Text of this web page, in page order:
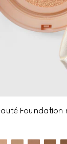
Foundation